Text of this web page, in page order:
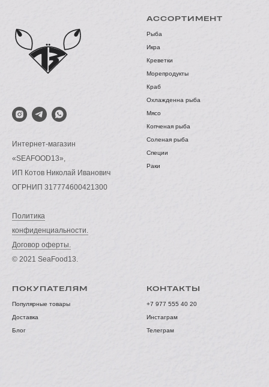
Интернет-магазин
«SEAFOOD13»,
ИП Котов Николай Иванович
ОГРНИП 317774600421300
Политика
конфиденциальности.
Договор оферты.
© 2021 SeaFood13.
АССОРТИМЕНТ
Рыба
Икра
Креветки
Морепродукты
Краб
Охлажденна рыба
Мясо
Копченая рыба
Соленая рыба
Специи
Раки
ПОКУПАТЕЛЯМ
Популярные товары
Доставка
Блог
КОНТАКТЫ
+7 977 555 40 20
Инстаграм
Телеграм